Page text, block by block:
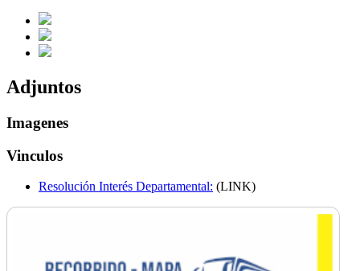
Adjuntos
Imagenes
Vinculos
Resolución Interés Departamental: (LINK)